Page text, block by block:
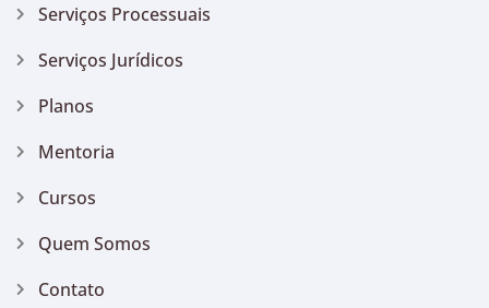
Serviços Processuais
Serviços Jurídicos
Planos
Mentoria
Cursos
Quem Somos
Contato